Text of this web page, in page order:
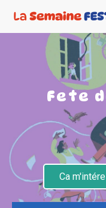
Fete
Ca